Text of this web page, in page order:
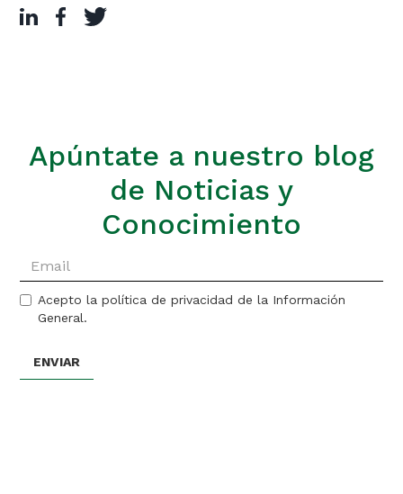
Apúntate a nuestro blog
de Noticias y
Conocimiento
Acepto la política de privacidad de la Información
General.